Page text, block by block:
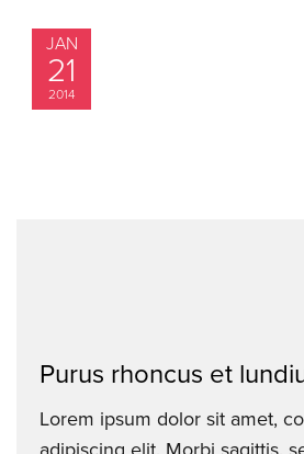
JAN
21
2014
Purus rhoncus et
Lorem ipsum dolor sit amet,